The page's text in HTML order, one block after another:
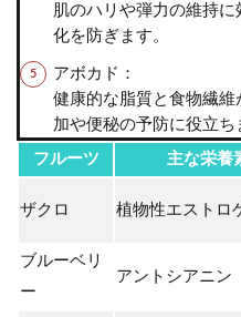
肌のハリや弾力の維持
化を防ぎます。
アボカド：
健康的な脂質と食物繊
加や便秘の予防に役立ち
フルーツ 主な栄養
ザクロ 植物性エストロ
ブルーベリ
ー
アントシアニン